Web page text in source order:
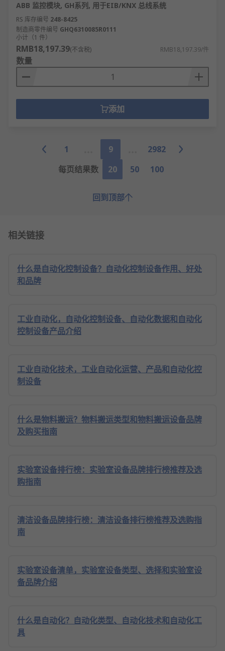
ABB 监控模块, GH系列, 用于EIB/KNX 总线系统
RS 库存编号 248-8425
制造商零件编号 GHQ6310085R0111
小计（1 件）
RMB18,197.39(不含税) RMB18,197.39/件
数量
添加
1 9
2982
每页结果数
20 50 100
回到顶部
相关链接
什么是自动化控制设备？自动化控制设备作用、好处
和品牌
工业自动化，自动化控制设备、自动化数据和自动化
控制设备产品介绍
工业自动化技术，工业自动化运营、产品和自动化控
制设备
什么是物料搬运？物料搬运类型和物料搬运设备品牌
及购买指南
实验室设备排行榜：实验室设备品牌排行榜推荐及选
购指南
清洁设备品牌排行榜：清洁设备排行榜推荐及选购指
南
实验室设备清单，实验室设备类型、选择和实验室设
备品牌介绍
什么是自动化？自动化类型、自动化技术和自动化工
具